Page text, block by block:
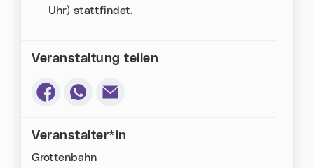
Uhr) stattfindet.
Veranstaltung teilen
Veranstalter*in
Grottenbahn